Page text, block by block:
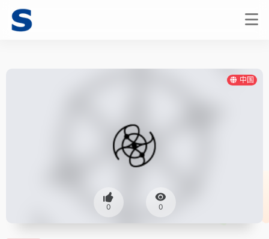
中国
0 0